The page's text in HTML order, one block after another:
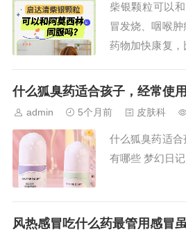
柴银颗粒可以
冒发烧、咽喉
药物加快康复
担心两者同服
什么狐臭药适合孩子，经常使
admin 5个月前 皮肤科
什么狐臭药适
有哪些 梦幻日
风热感冒吃什么药最管用感冒